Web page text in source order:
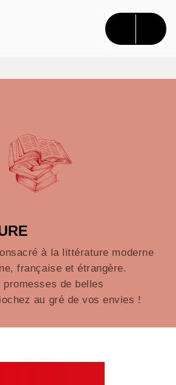
CONTENU
à la littérature moderne
française et étrangère.
de belles
au gré de vos envies !